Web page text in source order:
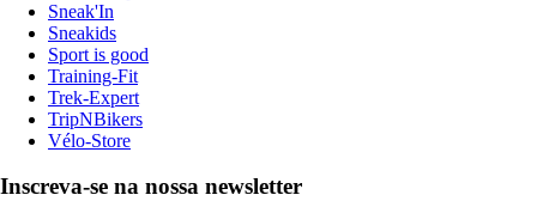
Sneak'In
Sneakids
Sport is good
Training-Fit
Trek-Expert
TripNBikers
Vélo-Store
Inscreva-se na nossa newsletter